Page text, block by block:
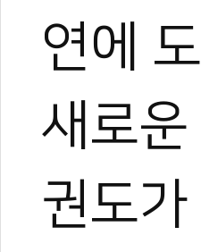
연에
새로
권도